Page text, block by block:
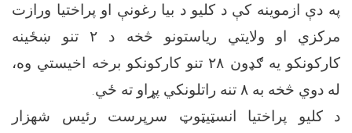
په دې ازموينه کې د کليو د بيا رغونې او پراختيا ورازت
مرکزي او ولايتي رياستونو څخه د ۲ تنو ښځينه
کارکونکو يه ګډون ۲۸ تنو کارکونکو برخه اخيستي وه،
له دوي څخه به ۸ تنه راتلونکي پړاو ته ځي.
د کليو پراختيا انسټيټوټ سرپرست رئيس شهزار